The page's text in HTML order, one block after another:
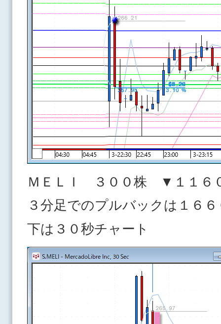
ＭＥＬＩ ３００株 ▼１１６
３分足でのプルバックは１６
下は３０秒チャート